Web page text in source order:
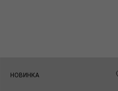
НОВИНКА